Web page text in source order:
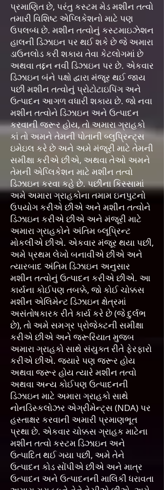
પ્રમાણિત છે, પરંતુ કસ્ટમ મેડ મશીન તત્વો
તમારી વિશિષ્ટ એપ્લિકેશનો માટે પણ
ઉપલબ્ધ છે. મશીન તત્વોનું કસ્ટમાઇઝેશન
હાલની ડિઝાઇન પર થઈ શકે છે જે અમારા
ડાઉનલોડ કરી શકાય તેવા કેટલોગમાં છે
અથવા તદ્દન નવી ડિઝાઇન પર છે. એકવાર
ડિઝાઇન બંને પક્ષો દ્વારા મંજૂર થઈ જાય
પછી મશીન તત્વોનું પ્રોટોટાઇપિંગ અને
ઉત્પાદન આગળ વધારી શકાય છે. જો નવા
મશીન તત્વોને ડિઝાઇન અને ઉત્પાદન
કરવાની જરૂર હોય, તો અમારા ગ્રાહકો
કાં તો અમને તેમની પોતાની બ્લુપ્રિન્ટ્સ
ઇમેઇલ કરે છે અને અમે મંજૂરી માટે તેમની
સમીક્ષા કરીએ છીએ, અથવા તેઓ અમને
તેમની એપ્લિકેશન માટે મશીન તત્વો
ડિઝાઇન કરવા કહે છે. પછીના કિસ્સામાં
અમે અમારા ગ્રાહકોના તમામ ઇનપુટનો
ઉપયોગ કરીએ છીએ અને મશીન તત્વોને
ડિઝાઇન કરીએ છીએ અને મંજૂરી માટે
અમારા ગ્રાહકોને અંતિમ બ્લૂપ્રિન્ટ
મોકલીએ છીએ. એકવાર મંજૂર થયા પછી,
અમે પ્રથમ લેખો બનાવીએ છીએ અને
ત્યારબાદ અંતિમ ડિઝાઇન અનુસાર
મશીન તત્વોનું ઉત્પાદન કરીએ છીએ. આ
કાર્યના કોઈપણ તબક્કે, જો કોઈ ચોક્કસ
મશીન એલિમેન્ટ ડિઝાઇન ક્ષેત્રમાં
અસંતોષકારક રીતે કાર્ય કરે છે (જે દુર્લભ
છે), તો અમે સમગ્ર પ્રોજેક્ટની સમીક્ષા
કરીએ છીએ અને જરૂરિયાત મુજબ
અમારા ગ્રાહકો સાથે સંયુક્ત રીતે ફેરફારો
કરીએ છીએ. જ્યારે પણ જરૂર હોય
અથવા જરૂર હોય ત્યારે મશીન તત્વો
અથવા અન્ય કોઈપણ ઉત્પાદનની
ડિઝાઇન માટે અમારા ગ્રાહકો સાથે
નોનડિસ્કલોઝર એગ્રીમેન્ટ્સ (NDA) પર
હસ્તાક્ષર કરવાની અમારી પ્રમાણભૂત
પ્રથા છે. એકવાર ચોક્કસ ગ્રાહક માટેના
મશીન તત્વો કસ્ટમ ડિઝાઇન અને
ઉત્પાદિત થઈ ગયા પછી, અમે તેને
ઉત્પાદન કોડ સોંપીએ છીએ અને માત્ર
ઉત્પાદન અને ઉત્પાદનની માલિકી ધરાવતા